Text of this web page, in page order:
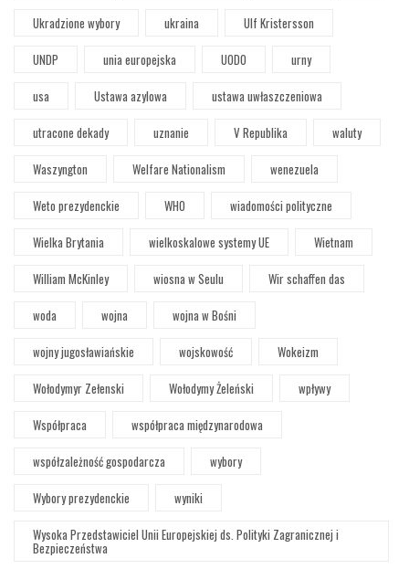
Ukradzione wybory
ukraina
Ulf Kristersson
UNDP
unia europejska UODO
urny
usa
Ustawa azylowa
ustawa uwłaszczeniowa
utracone dekady
uznanie V Republika
waluty
Waszyngton
Welfare Nationalism
wenezuela
Weto prezydenckie
WHO
wiadomości polityczne
Wielka Brytania
wielkoskalowe systemy UE
Wietnam
William McKinley
wiosna w Seulu
Wir schaffen das
woda
wojna
wojna w Bośni
wojny jugosławiańskie
wojskowość
Wokeizm
Wołodymyr Zełenski
Wołodymy Żeleński
wpływy
Współpraca
współpraca międzynarodowa
współzależność gospodarcza
wybory
Wybory prezydenckie
wyniki
Wysoka Przedstawiciel Unii Europejskiej ds. Polityki Zagranicznej i
Bezpieczeństwa